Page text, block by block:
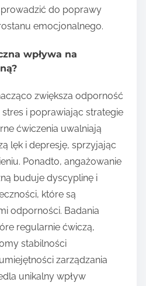
do poprawy
emocjonalnego.
wpływa na
zwiększa odporność
i poprawiając strategie
ćwiczenia uwalniają
lęk i depresję, sprzyjając
Ponadto, angażowanie
buduje dyscyplinę i
które są
odporności. Badania
regularnie ćwiczą,
stabilności
zarządzania
unikalny wpływ